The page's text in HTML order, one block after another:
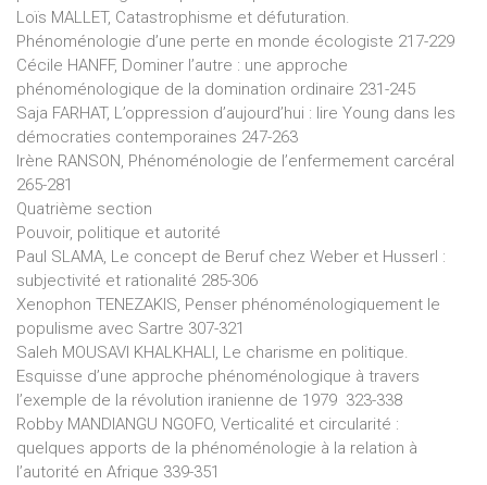
Loïs MALLET, Catastrophisme et défuturation.
Phénoménologie d’une perte en monde écologiste 217-229
Cécile HANFF, Dominer l’autre : une approche
phénoménologique de la domination ordinaire 231-245
Saja FARHAT, L’oppression d’aujourd’hui : lire Young dans les
démocraties contemporaines 247-263
Irène RANSON, Phénoménologie de l’enfermement carcéral
265-281
Quatrième section
Pouvoir, politique et autorité
Paul SLAMA, Le concept de Beruf chez Weber et Husserl :
subjectivité et rationalité 285-306
Xenophon TENEZAKIS, Penser phénoménologiquement le
populisme avec Sartre 307-321
Saleh MOUSAVI KHALKHALI, Le charisme en politique.
Esquisse d’une approche phénoménologique à travers
l’exemple de la révolution iranienne de 1979 323-338
Robby MANDIANGU NGOFO, Verticalité et circularité :
quelques apports de la phénoménologie à la relation à
l’autorité en Afrique 339-351